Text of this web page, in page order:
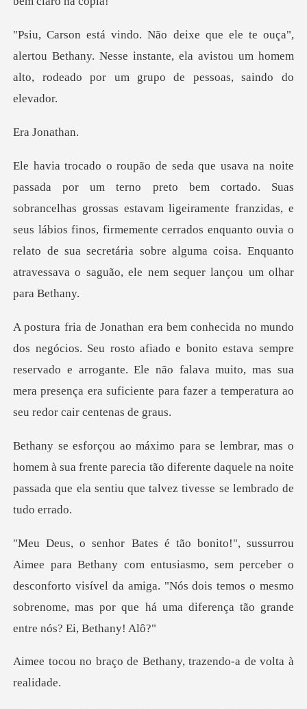
lertou Bethany. Nesse instante, ela avistou um homem
al
Jona
s grossas estavam ligeiramente franzidas, e
seus lábios finos, firmemente cerrados enquanto ouvia o
relato de
e bonito estava sempre
reservado e arrogante. Ele não falava muito, mas sua
mera pr
sua frente parecia tão diferente daquele na noite
passada q
usiasmo, sem perceber o
desconforto visível da amiga. "Nós dois temos o mesmo
de Bethany, trazendo-